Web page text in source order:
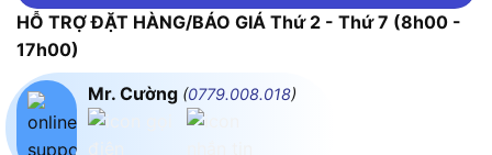
HỖ TRỢ ĐẶT HÀNG/BÁO GIÁ Thứ 2 - Thứ 7 (8h00 -
17h00)
Mr. Cường (0779.008.018)